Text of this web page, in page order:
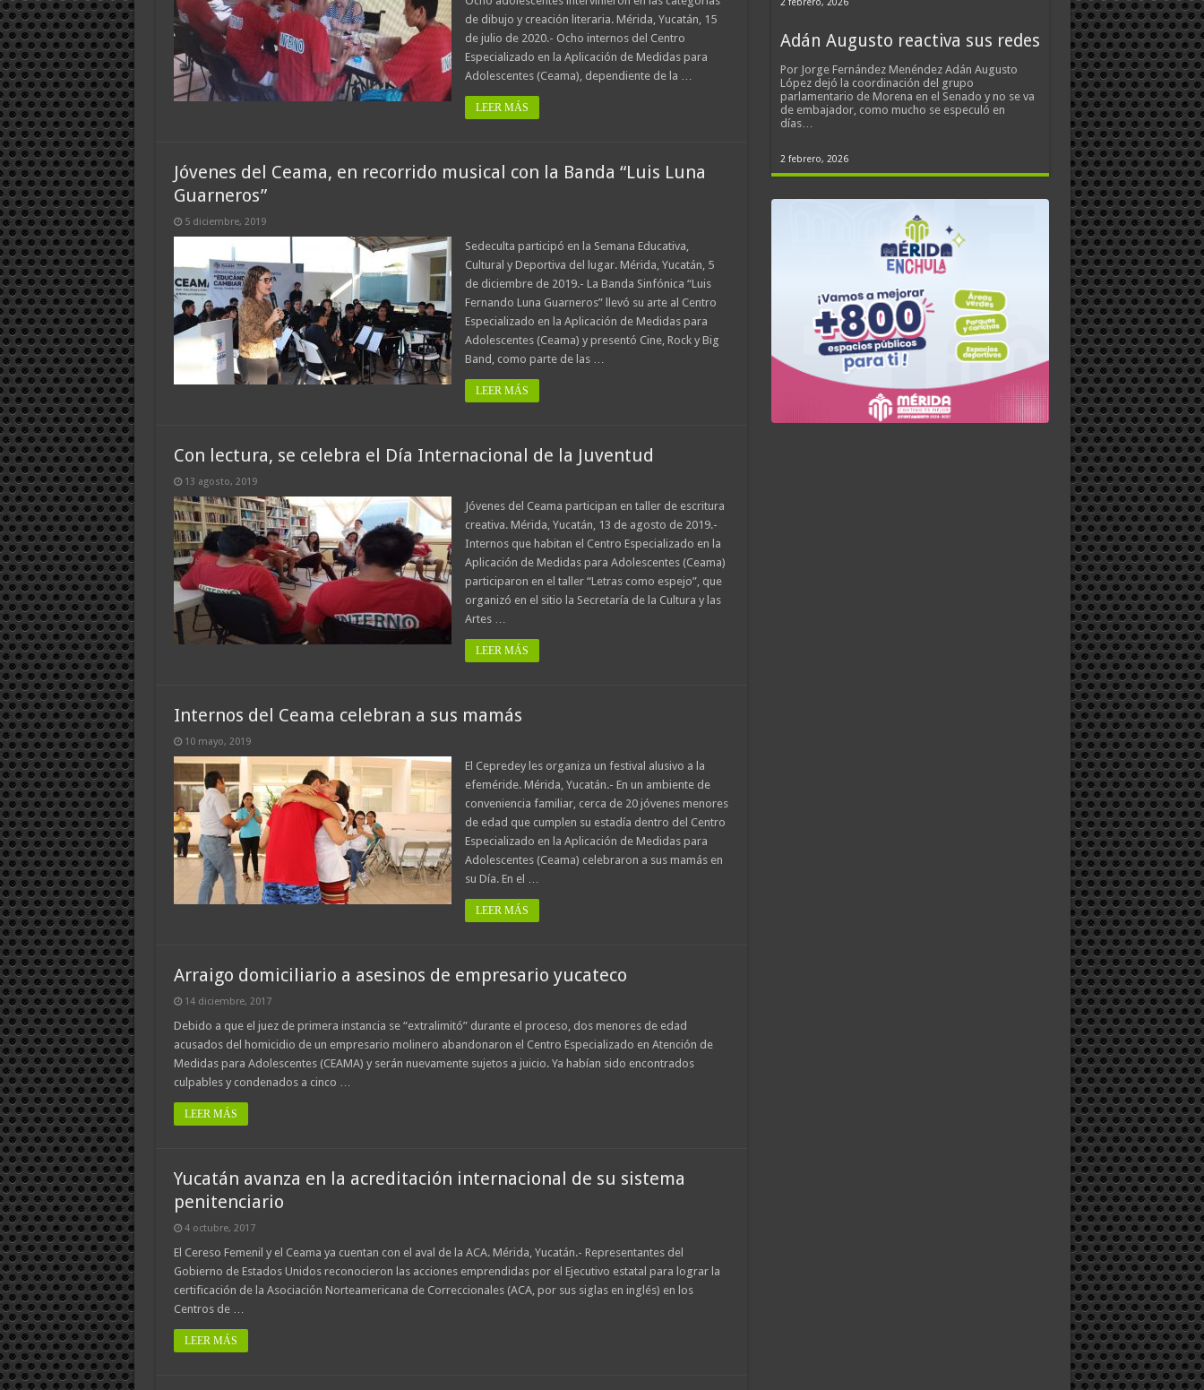
de dibujo y creación literaria. Mérida, Yucatán, 15
de julio de 2020.- Ocho internos del Centro
Especializado en la Aplicación de Medidas para
Adolescentes (Ceama), dependiente de la …
LEER MÁS
Jóvenes del Ceama, en recorrido musical con la Banda “Luis Luna
Guarneros”
5 diciembre, 2019
Sedeculta participó en la Semana Educativa,
Cultural y Deportiva del lugar. Mérida, Yucatán, 5
de diciembre de 2019.- La Banda Sinfónica “Luis
Fernando Luna Guarneros” llevó su arte al Centro
Especializado en la Aplicación de Medidas para
Adolescentes (Ceama) y presentó Cine, Rock y Big
Band, como parte de las …
LEER MÁS
Con lectura, se celebra el Día Internacional de la Juventud
13 agosto, 2019
Jóvenes del Ceama participan en taller de escritura
creativa. Mérida, Yucatán, 13 de agosto de 2019.-
Internos que habitan el Centro Especializado en la
Aplicación de Medidas para Adolescentes (Ceama)
participaron en el taller “Letras como espejo”, que
organizó en el sitio la Secretaría de la Cultura y las
Artes …
LEER MÁS
Internos del Ceama celebran a sus mamás
10 mayo, 2019
El Cepredey les organiza un festival alusivo a la
efeméride. Mérida, Yucatán.- En un ambiente de
conveniencia familiar, cerca de 20 jóvenes menores
de edad que cumplen su estadía dentro del Centro
Especializado en la Aplicación de Medidas para
Adolescentes (Ceama) celebraron a sus mamás en
su Día. En el …
LEER MÁS
Arraigo domiciliario a asesinos de empresario yucateco
14 diciembre, 2017
Debido a que el juez de primera instancia se “extralimitó” durante el proceso, dos menores de edad
acusados del homicidio de un empresario molinero abandonaron el Centro Especializado en Atención de
Medidas para Adolescentes (CEAMA) y serán nuevamente sujetos a juicio. Ya habían sido encontrados
culpables y condenados a cinco …
LEER MÁS
Yucatán avanza en la acreditación internacional de su sistema
penitenciario
4 octubre, 2017
El Cereso Femenil y el Ceama ya cuentan con el aval de la ACA. Mérida, Yucatán.- Representantes del
Gobierno de Estados Unidos reconocieron las acciones emprendidas por el Ejecutivo estatal para lograr la
certificación de la Asociación Norteamericana de Correccionales (ACA, por sus siglas en inglés) en los
Centros de …
LEER MÁS
Adán Augusto reactiva sus redes
Por Jorge Fernández Menéndez Adán Augusto
López dejó la coordinación del grupo
parlamentario de Morena en el Senado y no se va
de embajador, como mucho se especuló en
días…
2 febrero, 2026